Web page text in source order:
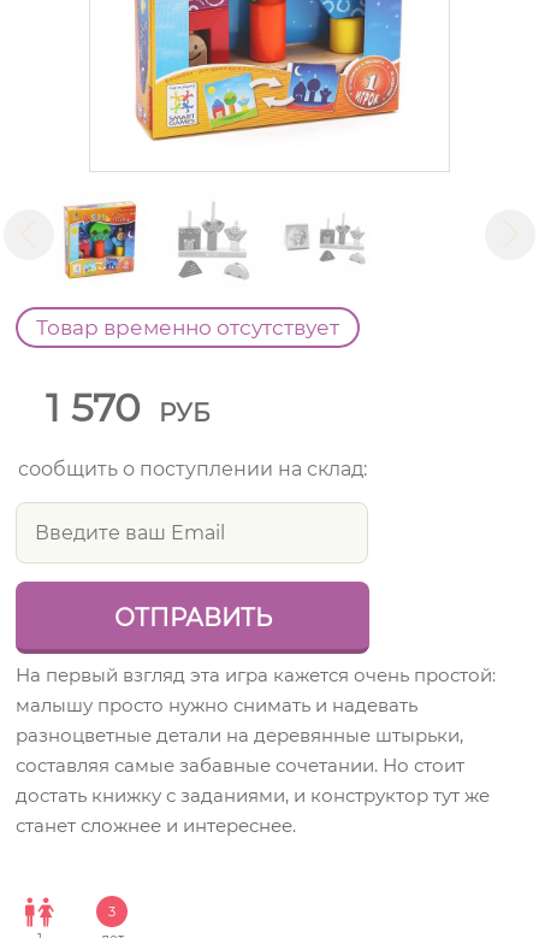
Товар временно отсутствует
1 570 РУБ
сообщить о поступлении на склад:
На первый взгляд эта игра кажется очень простой:
малышу просто нужно снимать и надевать
разноцветные детали на деревянные штырьки,
составляя самые забавные сочетании. Но стоит
достать книжку с заданиями, и конструктор тут же
станет сложнее и интереснее.
3